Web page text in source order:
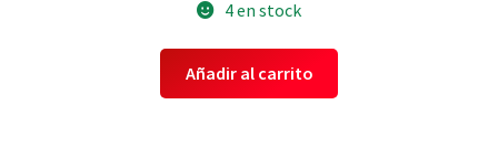
4 en stock
Añadir al carrito